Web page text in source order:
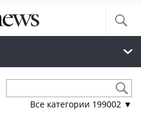
Все категории 199002 ▼